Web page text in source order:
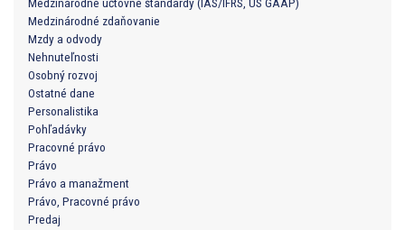
Medzinárodné zdaňovanie
Mzdy a odvody
Nehnuteľnosti
Osobný rozvoj
Ostatné dane
Personalistika
Pohľadávky
Pracovné právo
Právo
Právo a manažment
Právo, Pracovné právo
Predaj